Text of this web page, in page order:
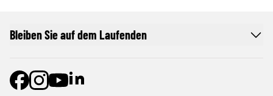
Bleiben Sie auf dem Laufenden